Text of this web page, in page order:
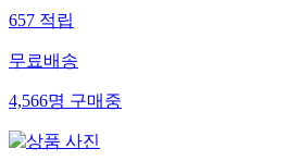
657적립
무료배송
4,566명구매중